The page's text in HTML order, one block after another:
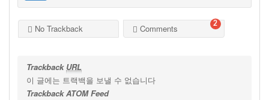
No Trackback Comments 2
Trackback URL
이 글에는 트랙백을 보낼 수 없습니다
Trackback ATOM Feed